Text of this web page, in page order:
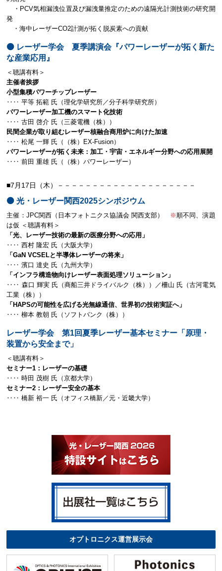
・PCV気相漏洩位置及び漏洩量推定のための遠隔光計測技術の研究開
発
・海中レーザーCO2計測が拓く脱炭素への貢献
⚫️ レーザー学会 夏季講演会『パワーレーザーが拓く新た
な産業応用』
＜聴講有料＞
主催者挨拶
小型集積パワーチップレーザー
‥‥ 平等 拓範 氏（理化学研究所／分子科学研究所）
パワーレーザー加工機のスマート化技術
‥‥ 古田 啓介 氏（三菱電機（株））
民間企業が取り組むレーザー核融合商用炉に向けた加速
‥‥ 松尾 一輝 氏（（株）EX-Fusion）
パワーレーザーが拓く未来：加工・宇宙・エネルギー分野への応用展開
‥‥ 前田 重雄 氏（（株）パワーレーザー）
■7月17日（木）－－－－－－－－－－－－－－－－－－－－
⚫️ 光・レーザー関西2025シンポジウム
主催：JPC関西（日本フォトニクス協議会 関西支部） ※ 順不同、演題
は仮 ＜聴講有料＞
「光、レーザー技術の最新の医療分野への応用」
‥‥ 西村 隆宏 氏（大阪大学）
「GaN VCSELと半導体レーザーの将来」
‥‥ 濱口 達史 氏（九州大学）
「インフラ構造物向けレーザー表面処理ソリューション」
‥‥ 森口 輝実 氏（商船三井ドライバルク（株））／柵山 氏（古河電気
工業（株））
「HAPSの可能性を広げる光無線通信、世界初の技術実証へ」
‥‥ 柳本 教朝 氏（ソフトバンク（株））
レーザー学会 第1回夏季レーザー基本セミナー「原理・
装置から安全まで」
＜聴講有料＞
セミナー1：レーザーの基礎
‥‥ 時田 茂樹 氏（京都大学）
セミナー2：レーザー安全の基本
‥‥ 橋新 裕一 氏（オフィス橋新／元・近畿大学）
オプトロニクス運営展示会